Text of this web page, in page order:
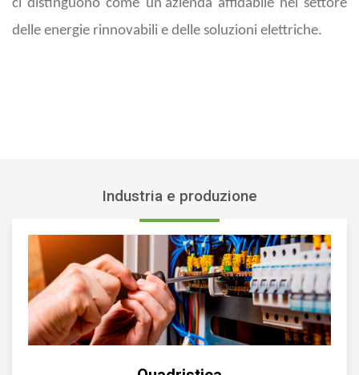
ci distinguono come un'azienda affidabile nel settore
delle energie rinnovabili e delle soluzioni elettriche.
Industria e produzione